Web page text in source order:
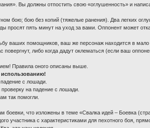
Вы должны отпостить свою «оглушенность» и
бою; бою без копий (тяжелые ранения). Два легких
просят пять минут на уход за вами. Оппонент может
ваших помощников, ваш же персонаж находится в
либо когда дадут оклематься (если ваш
Правила оного описаны выше.
использованию!
с лошади.
на падение с лошади.
так помогли.
боевки, что изложены в теме «Свалка идей – Боевка
участника с характеристиками для пехотного боя,